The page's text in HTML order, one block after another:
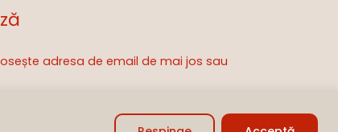
Finalizare
adresa de email de mai jos sau